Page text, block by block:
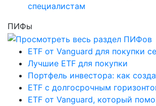
специалистам
ПИФы
ETF от Vanguard для покупки
Лучшие ETF для покупки
Портфель инвестора: как
ETF с долгосрочным
ETF от Vanguard, который